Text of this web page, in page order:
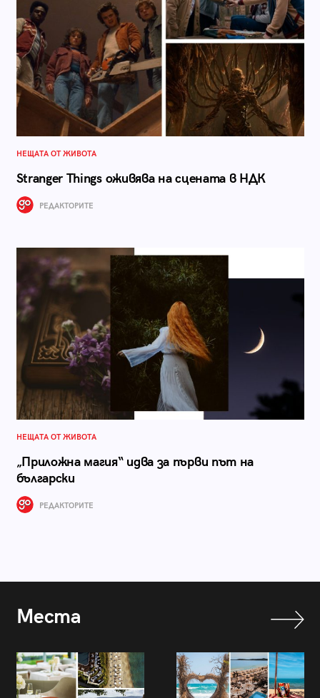
НЕЩАТА ОТ ЖИВОТА
Stranger Things оживява на сцената в НДК
РЕДАКТОРИТЕ
НЕЩАТА ОТ ЖИВОТА
„Приложна магия“ идва за първи път на
български
РЕДАКТОРИТЕ
Места